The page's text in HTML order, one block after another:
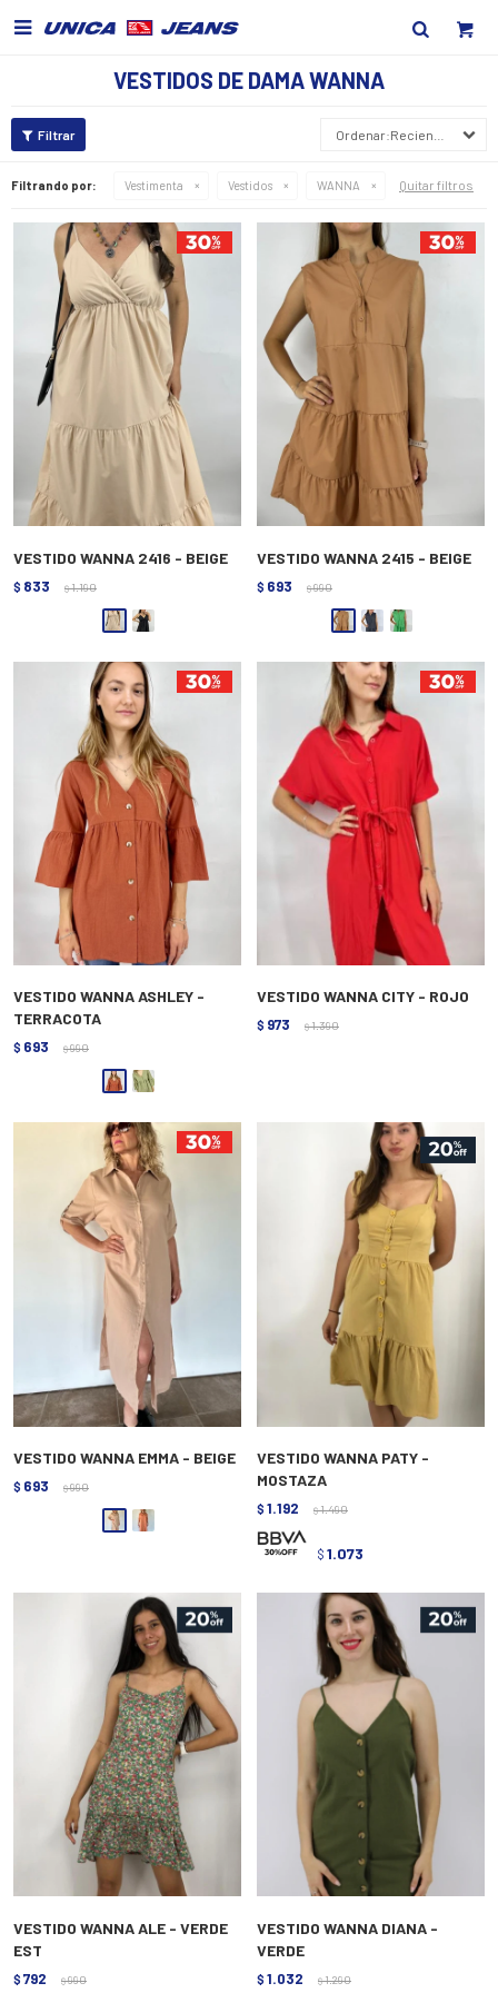

VESTIDOS DE DAMA WANNA
Recientes
Filtrando por: Vestimenta Vestidos WANNA Quitar filtros
VESTIDO WANNA 2416 - BEIGE
$ 833 $ 1.190
VESTIDO WANNA 2415 - BEIGE
$ 693 $ 990
VESTIDO WANNA ASHLEY -
TERRACOTA
$ 693 $ 990
VESTIDO WANNA CITY - ROJO
$ 973 $ 1.390
VESTIDO WANNA EMMA - BEIGE
$ 693 $ 990
VESTIDO WANNA PATY -
MOSTAZA
$ 1.192 $ 1.490
$ 1.073
VESTIDO WANNA ALE - VERDE
EST
$ 792 $ 990
VESTIDO WANNA DIANA -
VERDE
$ 1.032 $ 1.290